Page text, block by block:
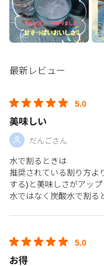
最新レビュー
5.0
美味しい
だんごさん
水で割るときは
推奨されている割り方よ
する)と美味しさがアップ
水ではなく炭酸水で割る
5.0
お得